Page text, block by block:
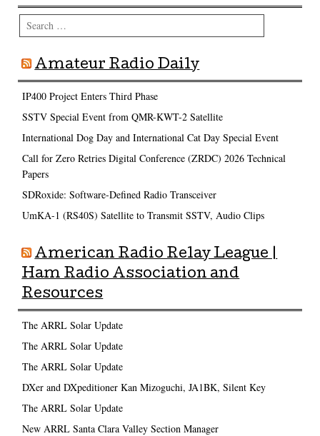
Search
Amateur Radio Daily
IP400 Project Enters Third Phase
SSTV Special Event from QMR-KWT-2 Satellite
International Dog Day and International Cat Day Special Event
Call for Zero Retries Digital Conference (ZRDC) 2026 Technical
Papers
SDRoxide: Software-Defined Radio Transceiver
UmKA-1 (RS40S) Satellite to Transmit SSTV, Audio Clips
American Radio Relay League |
Ham Radio Association and
Resources
The ARRL Solar Update
The ARRL Solar Update
The ARRL Solar Update
DXer and DXpeditioner Kan Mizoguchi, JA1BK, Silent Key
The ARRL Solar Update
New ARRL Santa Clara Valley Section Manager